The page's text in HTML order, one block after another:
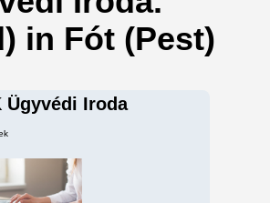
in Fót (Pest)
Ügyvédi Iroda